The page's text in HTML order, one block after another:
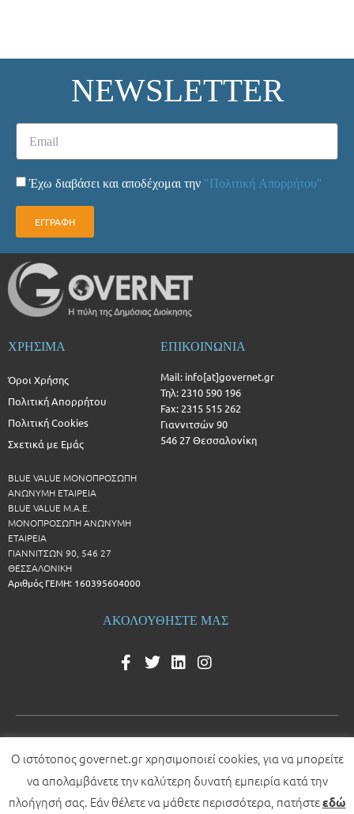
NEWSLETTER
Έχω διαβάσει και αποδέχομαι την "Πολιτική Απορρήτου"
ΕΓΓΡΑΦΗ
ΧΡΗΣΙΜΑ
Όροι Χρήσης
Πολιτική Απορρήτου
Πολιτική Cookies
Σχετικά με Εμάς
BLUE VALUE ΜΟΝΟΠΡΟΣΩΠΗ
ΑΝΩΝΥΜΗ ΕΤΑΙΡΕΙΑ
BLUE VALUE Μ.Α.Ε.
ΜΟΝΟΠΡΟΣΩΠΗ ΑΝΩΝΥΜΗ
ΕΤΑΙΡΕΙΑ
ΓΙΑΝΝΙΤΣΩΝ 90, 546 27
ΘΕΣΣΑΛΟΝΙΚΗ
Αριθμός ΓΕΜΗ: 160395604000
ΕΠΙΚΟΙΝΩΝΙΑ
Mail: info[at]governet.gr
Τηλ: 2310 590 196
Fax: 2315 515 262
Γιαννιτσών 90
546 27 Θεσσαλονίκη
ΑΚΟΛΟΥΘΗΣΤΕ ΜΑΣ
© 2026 All rights reserved
Development by
Ο ιστότοπος governet.gr χρησιμοποιεί cookies, για να μπορείτε
να απολαμβάνετε την καλύτερη δυνατή εμπειρία κατά την
πλοήγησή σας. Εάν θέλετε να μάθετε περισσότερα, πατήστεεδώ